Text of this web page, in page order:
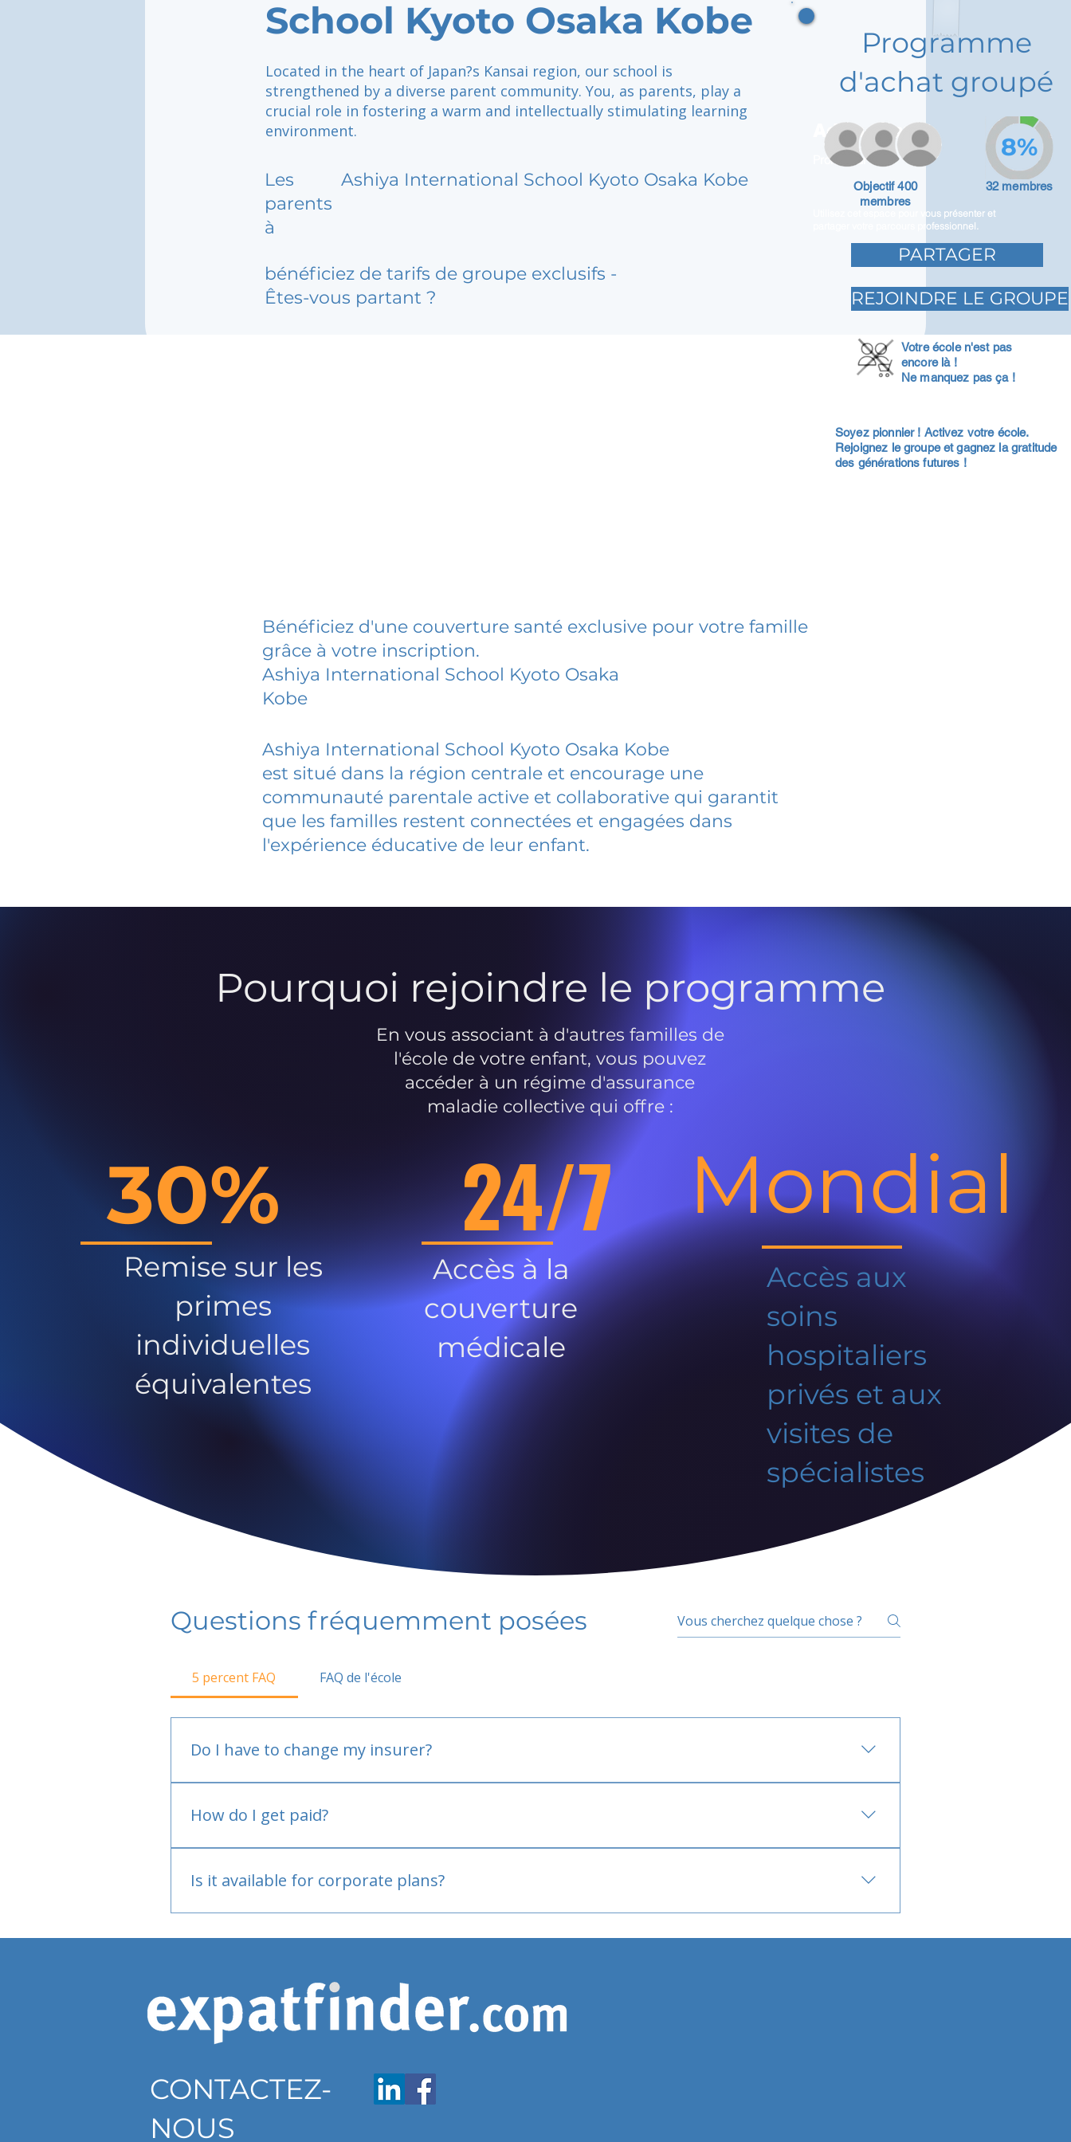
School Kyoto Osaka Kobe
Located in the heart of Japan?s Kansai region, our school is
strengthened by a diverse parent community. You, as parents, play a
crucial role in fostering a warm and intellectually stimulating learning
environment.
Les
parents
à
Ashiya International School Kyoto Osaka Kobe
bénéficiez de tarifs de groupe exclusifs -
Êtes-vous partant ?
Adam Caar
Promoteur
Utilisez cet espace pour vous présenter et
partager votre parcours professionnel.
Programme
d'achat groupé
Objectif 400
membres
32 membres
8%
PARTAGER
REJOINDRE LE GROUPE
Votre école n'est pas
encore là !
Ne manquez pas ça !
Soyez pionnier ! Activez votre école.
Rejoignez le groupe et gagnez la gratitude
des générations futures !
Bénéficiez d'une couverture santé exclusive pour votre famille
grâce à votre inscription.
Ashiya International School Kyoto Osaka
Kobe
Ashiya International School Kyoto Osaka Kobe
est situé dans la région centrale et encourage une
communauté parentale active et collaborative qui garantit
que les familles restent connectées et engagées dans
l'expérience éducative de leur enfant.
Pourquoi rejoindre le programme
En vous associant à d'autres familles de
l'école de votre enfant, vous pouvez
accéder à un régime d'assurance
maladie collective qui offre :
30%
Remise sur les
primes
individuelles
équivalentes
24/7
Accès à la
couverture
médicale
Mondial
Accès aux
soins
hospitaliers
privés et aux
visites de
spécialistes
Questions fréquemment posées
5 percent FAQ FAQ de l'école
Do I have to change my insurer?
How do I get paid?
Is it available for corporate plans?
CONTACTEZ-
NOUS